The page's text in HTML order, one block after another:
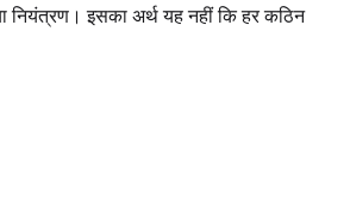
नियंत्रण। इसका अर्थ यह नहीं कि हर कठिन